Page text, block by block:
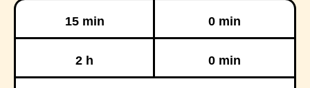
15 min 0 min
2 h 0 min